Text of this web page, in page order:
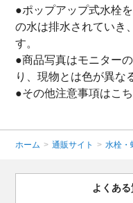
●ポップアップ式水栓
の水は排水されていき
す。
●商品写真はモニター
り、現物とは色が異な
●その他注意事項はこ
ホーム > 通販サイト > 水栓・
よくある